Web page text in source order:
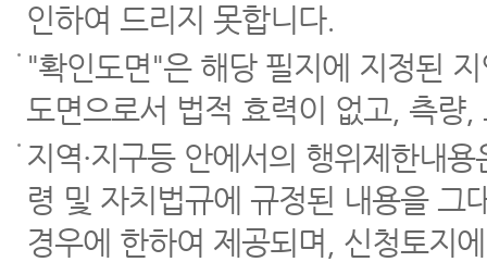
인하여 드리지 못합니다.
"확인도면"은 해당 필지에 지정된
도면으로서 법적 효력이 없고, 측량
지역·지구등 안에서의 행위제한내
령 및 자치법규에 규정된 내용을 그
경우에 한하여 제공되며, 신청토지